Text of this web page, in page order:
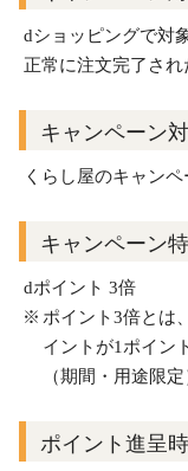
dショッピングで対
正常に注文完了され
キャンペーン
くらし屋のキャン
キャンペーン
dポイント 3倍
ポイント3倍とは
イントが1ポイン
（期間・用途限
ポイント進呈